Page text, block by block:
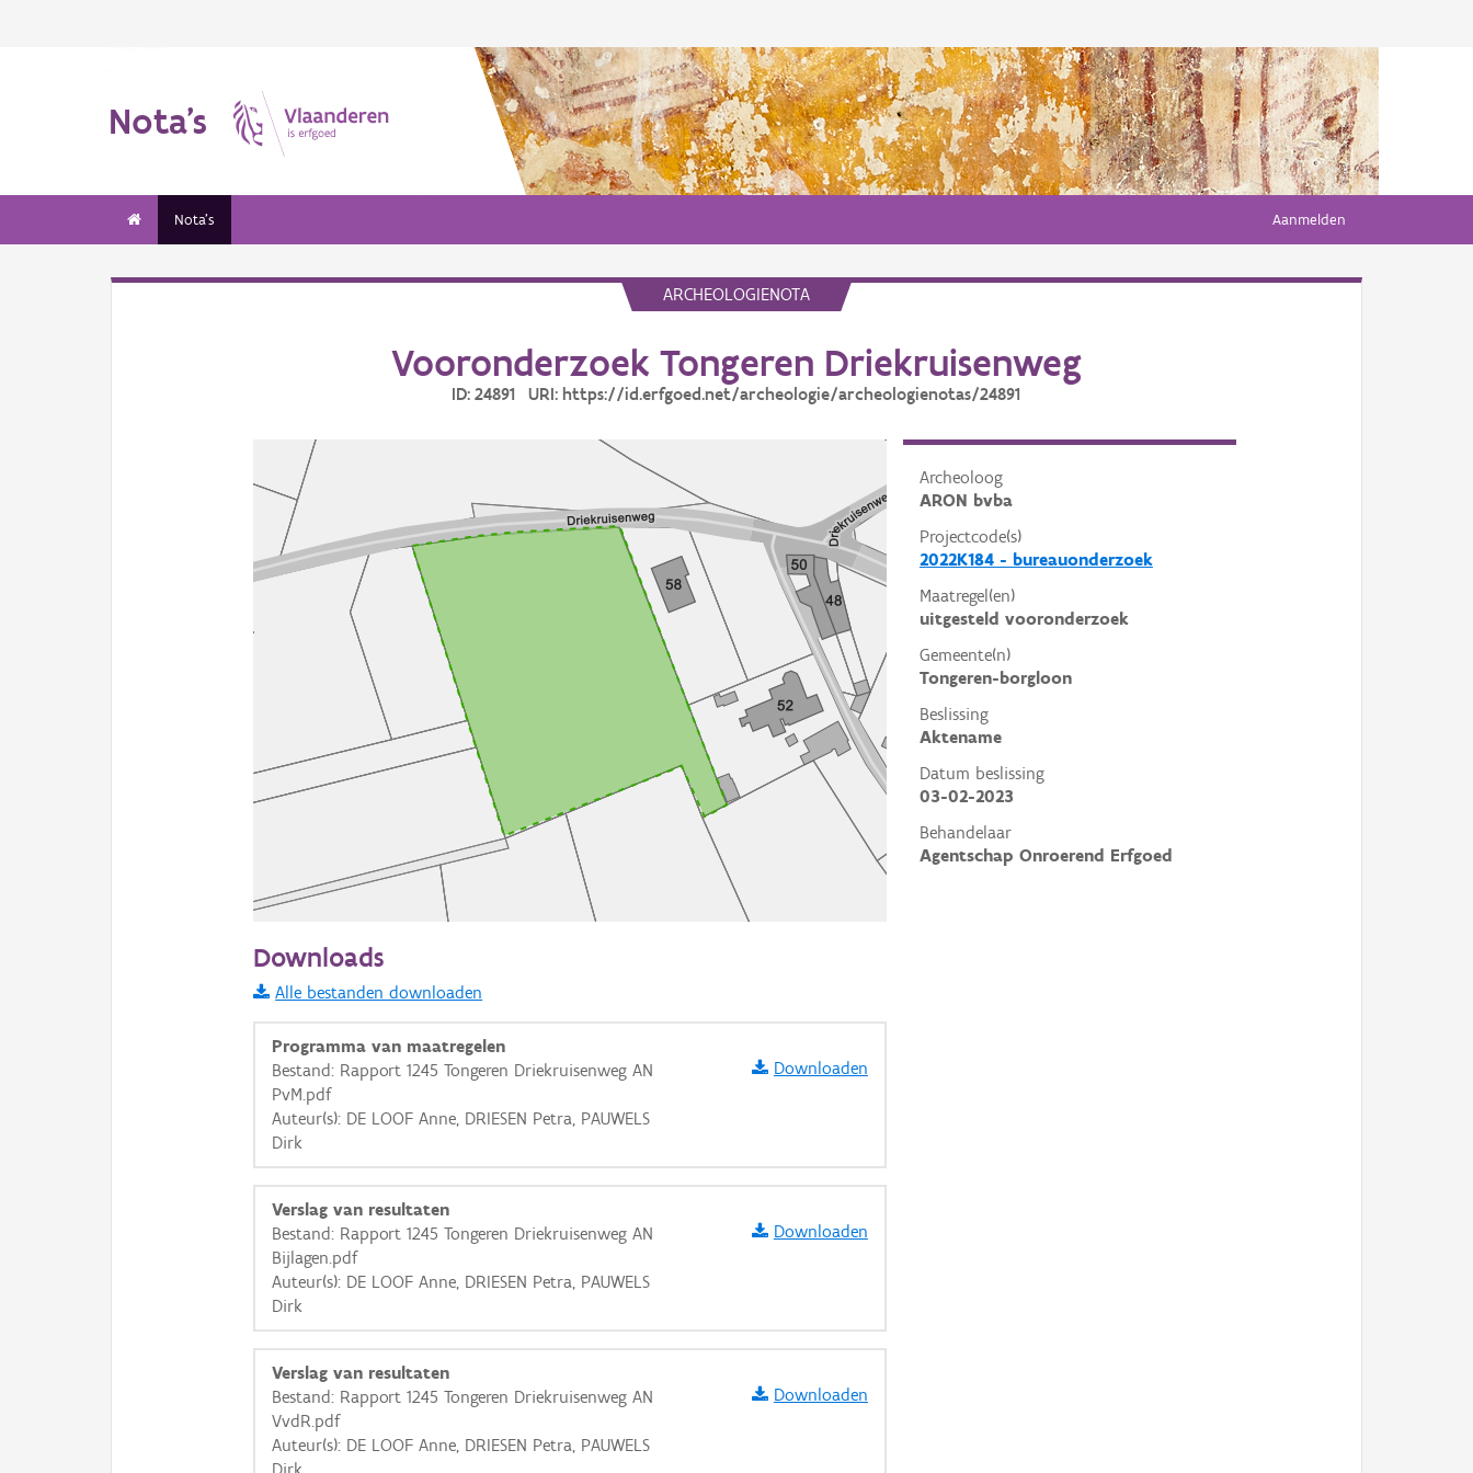
Nota's
Nota's Aanmelden
ARCHEOLOGIENOTA
Vooronderzoek Tongeren Driekruisenweg
ID: 24891 URI: https://id.erfgoed.net/archeologie/archeologienotas/24891
Archeoloog
ARON bvba
Projectcode(s)
2022K184 - bureauonderzoek
Maatregel(en)
uitgesteld vooronderzoek
Gemeente(n)
Tongeren-borgloon
Beslissing
Aktename
Datum beslissing
03-02-2023
Behandelaar
Agentschap Onroerend Erfgoed
Informatie Vlaanderen
i
+
Basis Lagen
Ortho
GRB-Basiskaart
GRB-Basiskaart in grijswaarden
Downloads
Alle bestanden downloaden
Programma van maatregelen
Bestand: Rapport 1245 Tongeren Driekruisenweg AN
PvM.pdf
Auteur(s): DE LOOF Anne, DRIESEN Petra, PAUWELS
Dirk
Downloaden
Verslag van resultaten
Bestand: Rapport 1245 Tongeren Driekruisenweg AN
Bijlagen.pdf
Auteur(s): DE LOOF Anne, DRIESEN Petra, PAUWELS
Dirk
Downloaden
Verslag van resultaten
Bestand: Rapport 1245 Tongeren Driekruisenweg AN
VvdR.pdf
Auteur(s): DE LOOF Anne, DRIESEN Petra, PAUWELS
Downloaden